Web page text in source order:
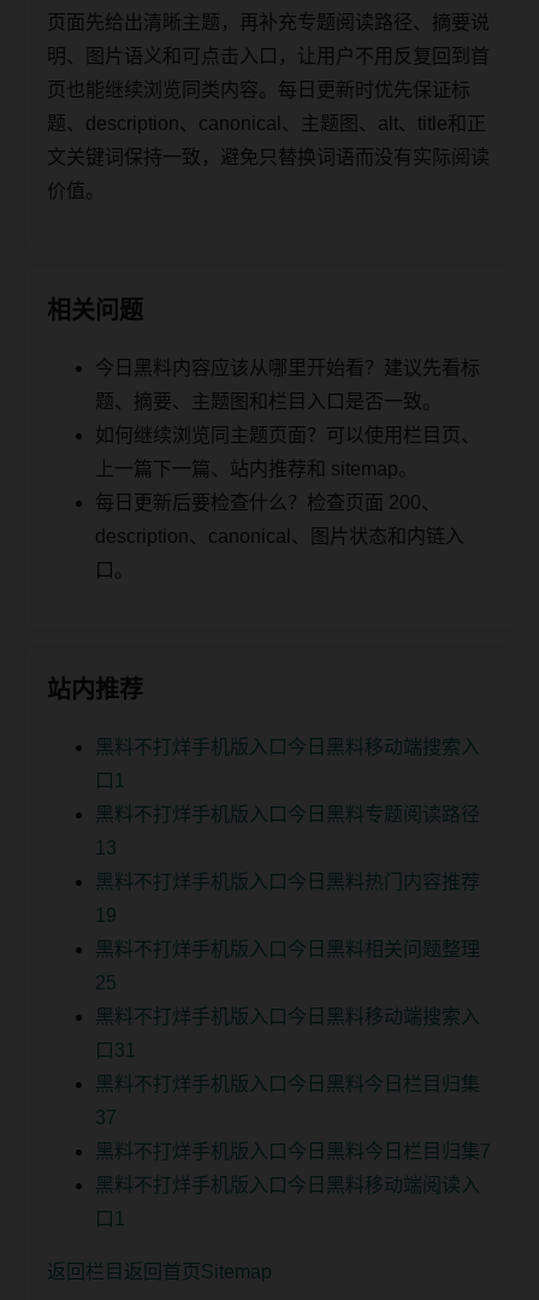
页面先给出清晰主题，再补充专题阅读路径、摘要说
明、图片语义和可点击入口，让用户不用反复回到首
页也能继续浏览同类内容。每日更新时优先保证标
题、description、canonical、主题图、alt、title和正
文关键词保持一致，避免只替换词语而没有实际阅读
价值。
相关问题
今日黑料内容应该从哪里开始看？建议先看标
题、摘要、主题图和栏目入口是否一致。
如何继续浏览同主题页面？可以使用栏目页、
上一篇下一篇、站内推荐和 sitemap。
每日更新后要检查什么？检查页面 200、
description、canonical、图片状态和内链入
口。
站内推荐
黑料不打烊手机版入口今日黑料移动端搜索入
口1
黑料不打烊手机版入口今日黑料专题阅读路径
13
黑料不打烊手机版入口今日黑料热门内容推荐
19
黑料不打烊手机版入口今日黑料相关问题整理
25
黑料不打烊手机版入口今日黑料移动端搜索入
口31
黑料不打烊手机版入口今日黑料今日栏目归集
37
黑料不打烊手机版入口今日黑料今日栏目归集7
黑料不打烊手机版入口今日黑料移动端阅读入
口1
返回栏目 返回首页 Sitemap